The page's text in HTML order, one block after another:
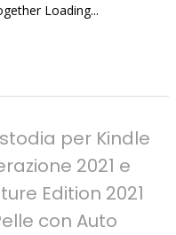
Loading...
per Kindle
2021 e
Edition 2021
con Auto